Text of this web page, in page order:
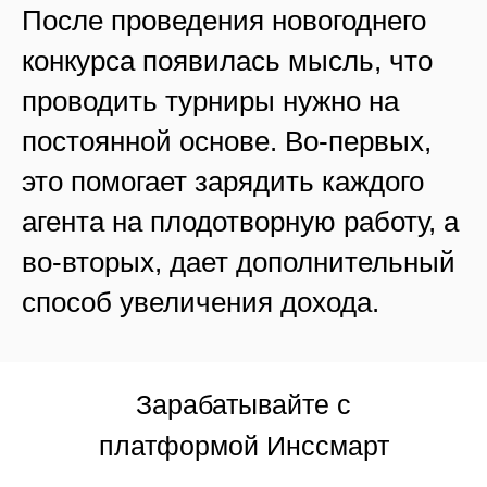
После проведения новогоднего
конкурса появилась мысль, что
проводить турниры нужно на
постоянной основе. Во-первых,
это помогает зарядить каждого
агента на плодотворную работу, а
во-вторых, дает дополнительный
способ увеличения дохода.
Зарабатывайте с
платформой Инссмарт